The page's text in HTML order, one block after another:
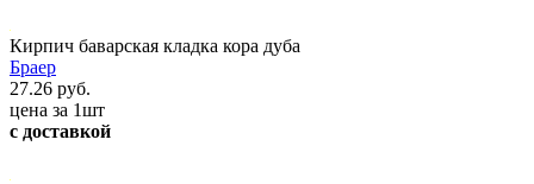
Кирпич баварская кладка кора дуба
Браер
27.26 руб.
цена за 1шт
с доставкой